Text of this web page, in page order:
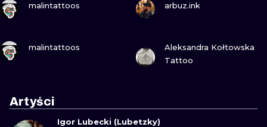
malintattoos arbuz.ink
malintattoos
Aleksandra Kołtowska
Tattoo
Artyści
Igor Lubecki (Lubetzky)